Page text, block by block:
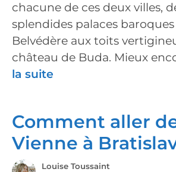
chacune de ces deux villes,
splendides palaces
Belvédère aux toits
château de Buda. Mieux
la suite
Comment aller
Vienne à
Louise Toussaint